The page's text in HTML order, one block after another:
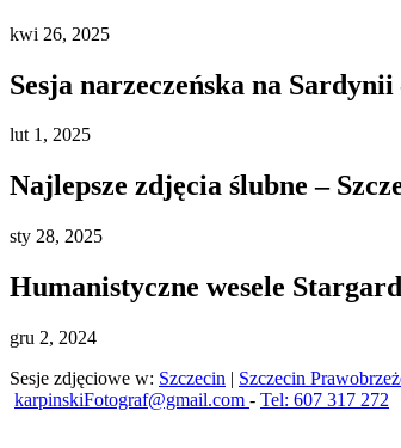
kwi 26, 2025
Sesja narzeczeńska na Sardynii
lut1, 2025
Najlepsze zdjęcia ślubne –
sty 28, 2025
Humanistyczne wesele
gru 2, 2024
Sesje zdjęciowe w: Szczecin | Szczecin
karpinskiFotograf@gmail.com - Tel: 607 317 272